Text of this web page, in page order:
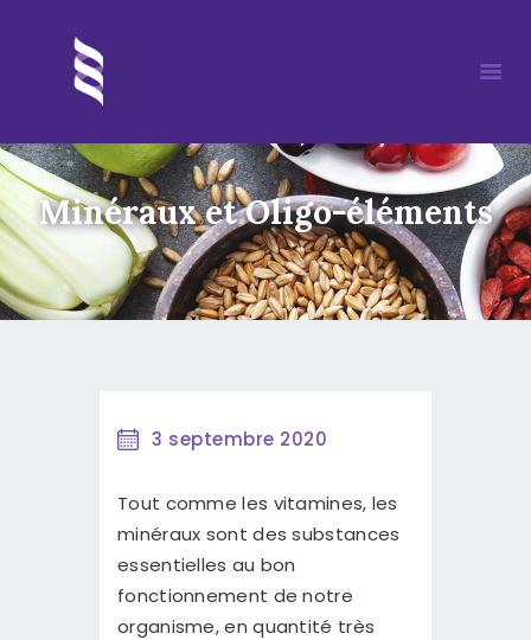
Minéraux et Oligo-éléments
ACCUEIL
MORIA
MÉDITATION
ÉVÈNEMENTS
PARTENAIRES
CONTACT
3 septembre 2020
Tout comme les vitamines, les
minéraux sont des substances
essentielles au bon
fonctionnement de notre
organisme, en quantité très